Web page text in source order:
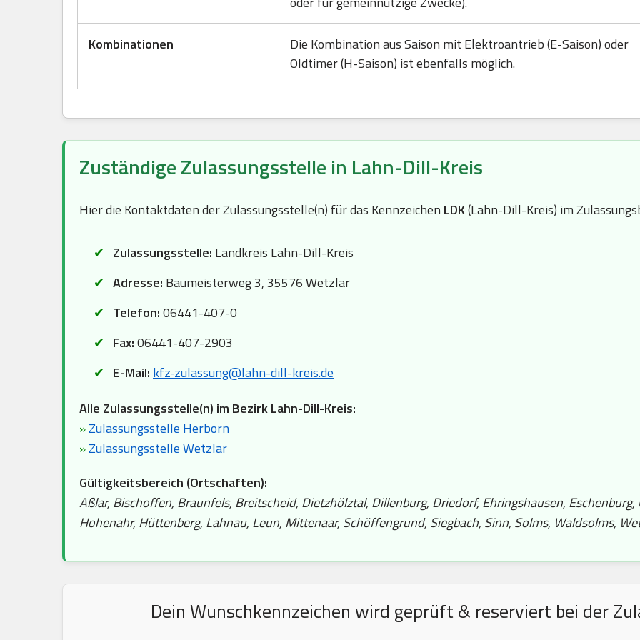
Kombinationen
Die Kombination aus Saison mit Elektroantrieb (E-Saison) oder
Oldtimer (H-Saison) ist ebenfalls möglich.
Zuständige Zulassungsstelle in Lahn-Dill-Kreis
Hier die Kontaktdaten der Zulassungsstelle(n) für das Kennzeichen LDK(Lahn-Dill-Kreis) im
Zulassungsstelle: Landkreis Lahn-Dill-Kreis
Adresse: Baumeisterweg 3, 35576 Wetzlar
Telefon:06441-407-0
Fax:06441-407-2903
E-Mail: kfz-zulassung@lahn-dill-kreis.de
Alle Zulassungsstelle(n) im Bezirk Lahn-Dill-Kreis:
»Zulassungsstelle Herborn
»Zulassungsstelle Wetzlar
Gültigkeitsbereich (Ortschaften):
Aßlar, Bischoffen, Braunfels, Breitscheid, Dietzhölztal, Dillenburg, Driedorf, Ehringshausen,
Hohenahr, Hüttenberg, Lahnau, Leun, Mittenaar, Schöffengrund, Siegbach, Sinn, Solms, Waldsolms,
Dein Wunschkennzeichen wird geprüft & reserviert bei der